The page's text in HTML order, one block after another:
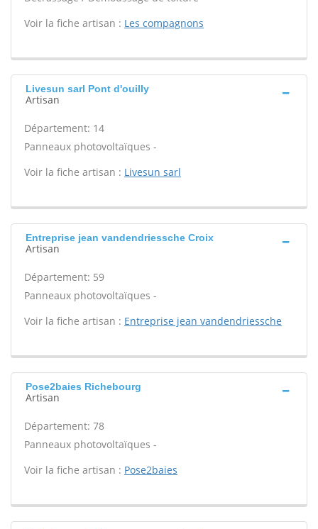
Voir la fiche artisan : Les compagnons
Livesun sarl Pont d'ouilly
Artisan
Département: 14
Panneaux photovoltaïques -
Voir la fiche artisan : Livesun sarl
Entreprise jean vandendriessche Croix
Artisan
Département: 59
Panneaux photovoltaïques -
Voir la fiche artisan : Entreprise jean vandendriessche
Pose2baies Richebourg
Artisan
Département: 78
Panneaux photovoltaïques -
Voir la fiche artisan : Pose2baies